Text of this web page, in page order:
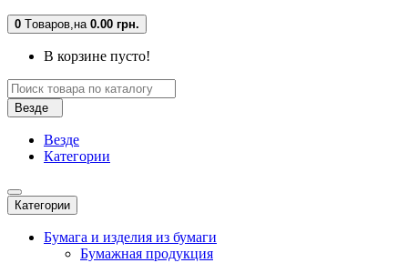
0 Tоваров,на 0.00 грн.
В корзине пусто!
Везде
Везде
Категории
Категории
Бумага и изделия из бумаги
Бумажная продукция